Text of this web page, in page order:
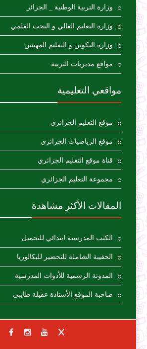
وزارة التربية الوطنية _ الجزائر
وزارة التعليم العالي و البحث العلمي
وزارة التكوين و التعليم المهنيين
مواقع مديريات التربية
مواقعي التعليمية
موقع التعليم الجزائري
موقع الرياضيات الجزائري
قناة موقع التعليم الجزائري
مجموعة التعليم الجزائري
المقالات الأكثر مشاهدة
الكتب المدرسية ابتدائي للتحميل
الحقيبة الشاملة للتحضير للبكالوريا
المدونة الرسمية للأدوات المدرسية
صاحبة الموقع الأستاذة عقيلة طايبي